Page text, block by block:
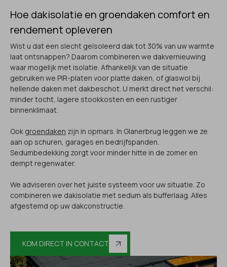
Hoe dakisolatie en groendaken comfort en
rendement opleveren
Wist u dat een slecht geïsoleerd dak tot 30% van uw warmte
laat ontsnappen? Daarom combineren we dakvernieuwing
waar mogelijk met isolatie. Afhankelijk van de situatie
gebruiken we PIR-platen voor platte daken, of glaswol bij
hellende daken met dakbeschot. U merkt direct het verschil:
minder tocht, lagere stookkosten en een rustiger
binnenklimaat.
Ook groendaken zijn in opmars. In Glanerbrug leggen we ze
aan op schuren, garages en bedrijfspanden.
Sedumbedekking zorgt voor minder hitte in de zomer en
dempt regenwater.
We adviseren over het juiste systeem voor uw situatie. Zo
combineren we dakisolatie met sedum als bufferlaag. Alles
afgestemd op uw dakconstructie.
KOM DIRECT IN CONTACT